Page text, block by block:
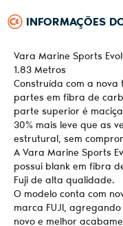
INFORMAÇÕES
Vara Marine Sports
1.83 Metros
Construída com a nova
partes em fibra de
parte superior é
30% mais leve que as
estrutural, sem
A Vara Marine Sports
possui blank em fibra
Fuji de alta qualidade.
O modelo conta com
marca FUJI,
novo e melhor